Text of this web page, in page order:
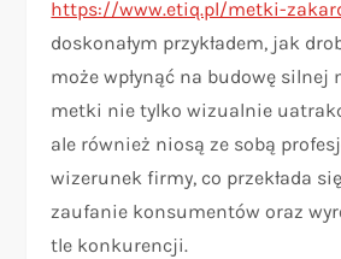
https://www.etiq.pl/metki-
doskonałym przykładem, jak
może wpłynąć na budowę silnej
metki nie tylko wizualnie
ale również niosą ze sobą
wizerunek firmy, co przekłada
zaufanie konsumentów oraz
tle konkurencji.